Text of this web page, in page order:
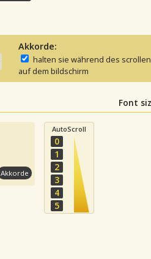
Akkorde:
halten sie während des
auf dem bildschirm
Font
Akkorde
AutoScroll
0
1
2
3
4
5